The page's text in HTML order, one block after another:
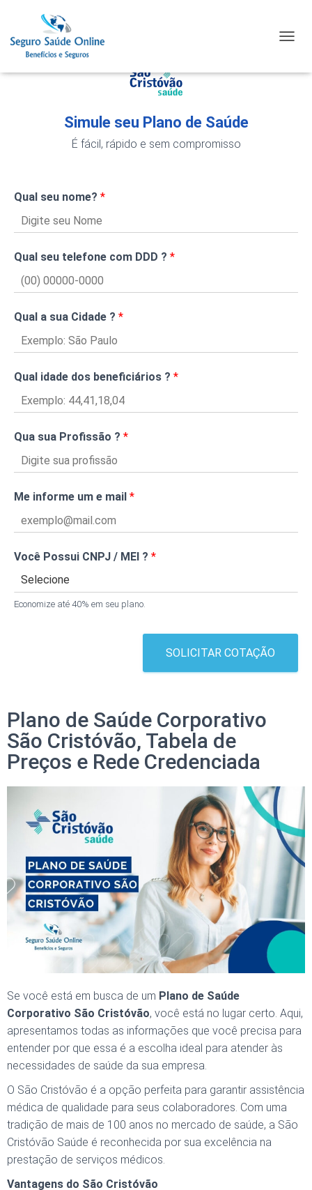
Plano de Saúde Corporativo
São Cristóvão, Tabela de
Preços e Rede Credenciada
Se você está em busca de um Plano de Saúde
Corporativo São Cristóvão, você está no lugar certo. Aqui,
apresentamos todas as informações que você precisa para
entender por que essa é a escolha ideal para atender às
necessidades de saúde da sua empresa.
O São Cristóvão é a opção perfeita para garantir assistência
médica de qualidade para seus colaboradores. Com uma
tradição de mais de 100 anos no mercado de saúde, a São
Cristóvão Saúde é reconhecida por sua excelência na
prestação de serviços médicos.
Vantagens do São Cristóvão
Simule seu Plano de Saúde
É fácil, rápido e sem compromisso
Qual seu nome? *
Qual seu telefone com DDD ? *
Qual a sua Cidade ? *
Qual idade dos beneficiários ? *
Qua sua Profissão ? *
Me informe um e mail *
Você Possui CNPJ / MEI ? *
Economize até 40% em seu plano.
SOLICITAR COTAÇÃO